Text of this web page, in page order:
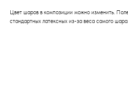
Цвет шаров в композиции можно изменить.
стандартных латексных из-за веса самого шара.